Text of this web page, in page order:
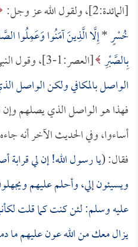
[المائدة:2]، ولقول الله عز وجل:
خُسْرٍ*إِلَّا الَّذِينَ آمَنُوا وَعَمِلُوا
بِالصَّبْرِ [العصر:1-3]، وقول النبي صلى الله عليه وسلم: (
الواصل بالمكافي ولكن الواصل
فهذا هو الواصل الذي يصلهم
أساءوا، وفي الحديث الآخر أنه
فقال: (يا رسول الله! إن لي
ويسيئون إلي، وأحلم عليهم
عليه وسلم: لئن كنت كما قلت
يزال معك من الله عون عليهم